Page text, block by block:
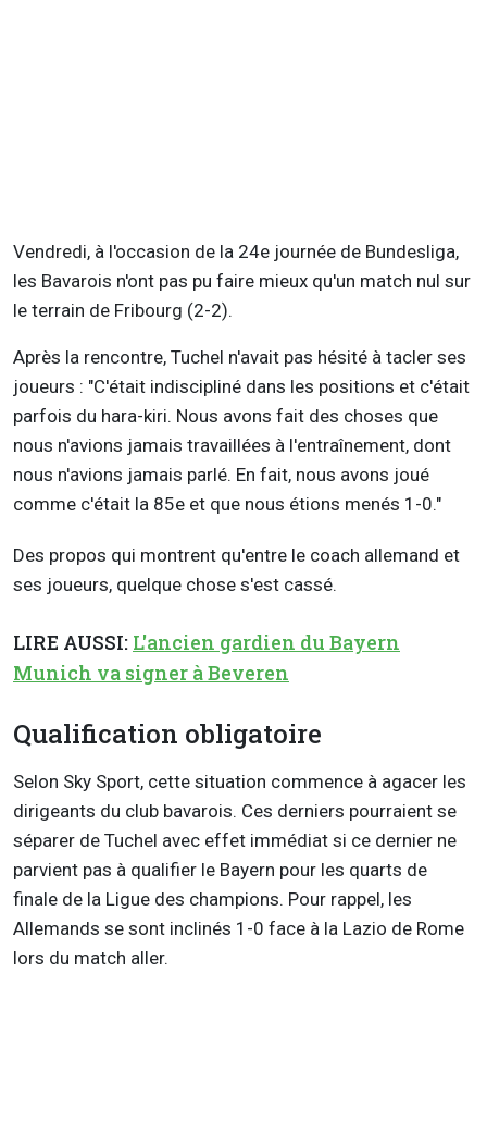
Vendredi, à l'occasion de la 24e journée de Bundesliga,
les Bavarois n'ont pas pu faire mieux qu'un match nul sur
le terrain de Fribourg (2-2).
Après la rencontre, Tuchel n'avait pas hésité à tacler ses
joueurs : "C'était indiscipliné dans les positions et c'était
parfois du hara-kiri. Nous avons fait des choses que
nous n'avions jamais travaillées à l'entraînement, dont
nous n'avions jamais parlé. En fait, nous avons joué
comme c'était la 85e et que nous étions menés 1-0."
Des propos qui montrent qu'entre le coach allemand et
ses joueurs, quelque chose s'est cassé.
LIRE AUSSI: L'ancien gardien du Bayern
Munich va signer à Beveren
Qualification obligatoire
Selon Sky Sport, cette situation commence à agacer les
dirigeants du club bavarois. Ces derniers pourraient se
séparer de Tuchel avec effet immédiat si ce dernier ne
parvient pas à qualifier le Bayern pour les quarts de
finale de la Ligue des champions. Pour rappel, les
Allemands se sont inclinés 1-0 face à la Lazio de Rome
lors du match aller.